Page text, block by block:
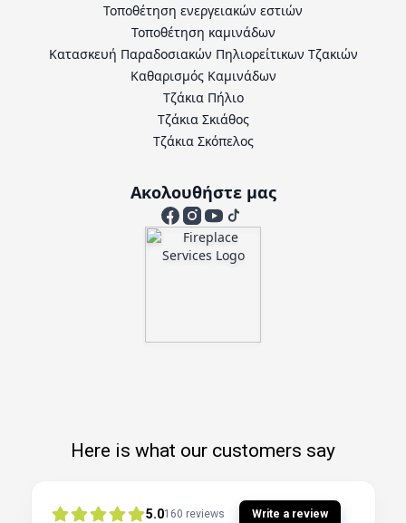
Τοποθέτηση ενεργειακών εστιών
Τοποθέτηση καμινάδων
Κατασκευή Παραδοσιακών Πηλιορείτικων Τζακιών
Καθαρισμός Καμινάδων
Τζάκια Πήλιο
Τζάκια Σκιάθος
Τζάκια Σκόπελος
Ακολουθήστε μας
Here is what our customers say
5.0160 reviews Write a review